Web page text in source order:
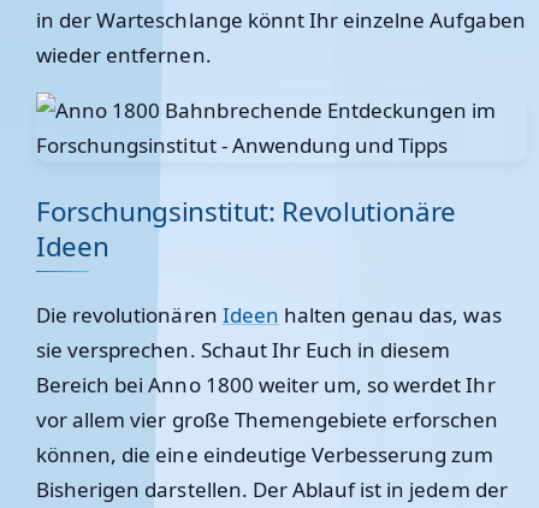
in der Warteschlange könnt Ihr einzelne Aufgaben
wieder entfernen.
Forschungsinstitut: Revolutionäre
Ideen
Die revolutionären Ideen halten genau das, was
sie versprechen. Schaut Ihr Euch in diesem
Bereich bei Anno 1800 weiter um, so werdet Ihr
vor allem vier große Themengebiete erforschen
können, die eine eindeutige Verbesserung zum
Bisherigen darstellen. Der Ablauf ist in jedem der